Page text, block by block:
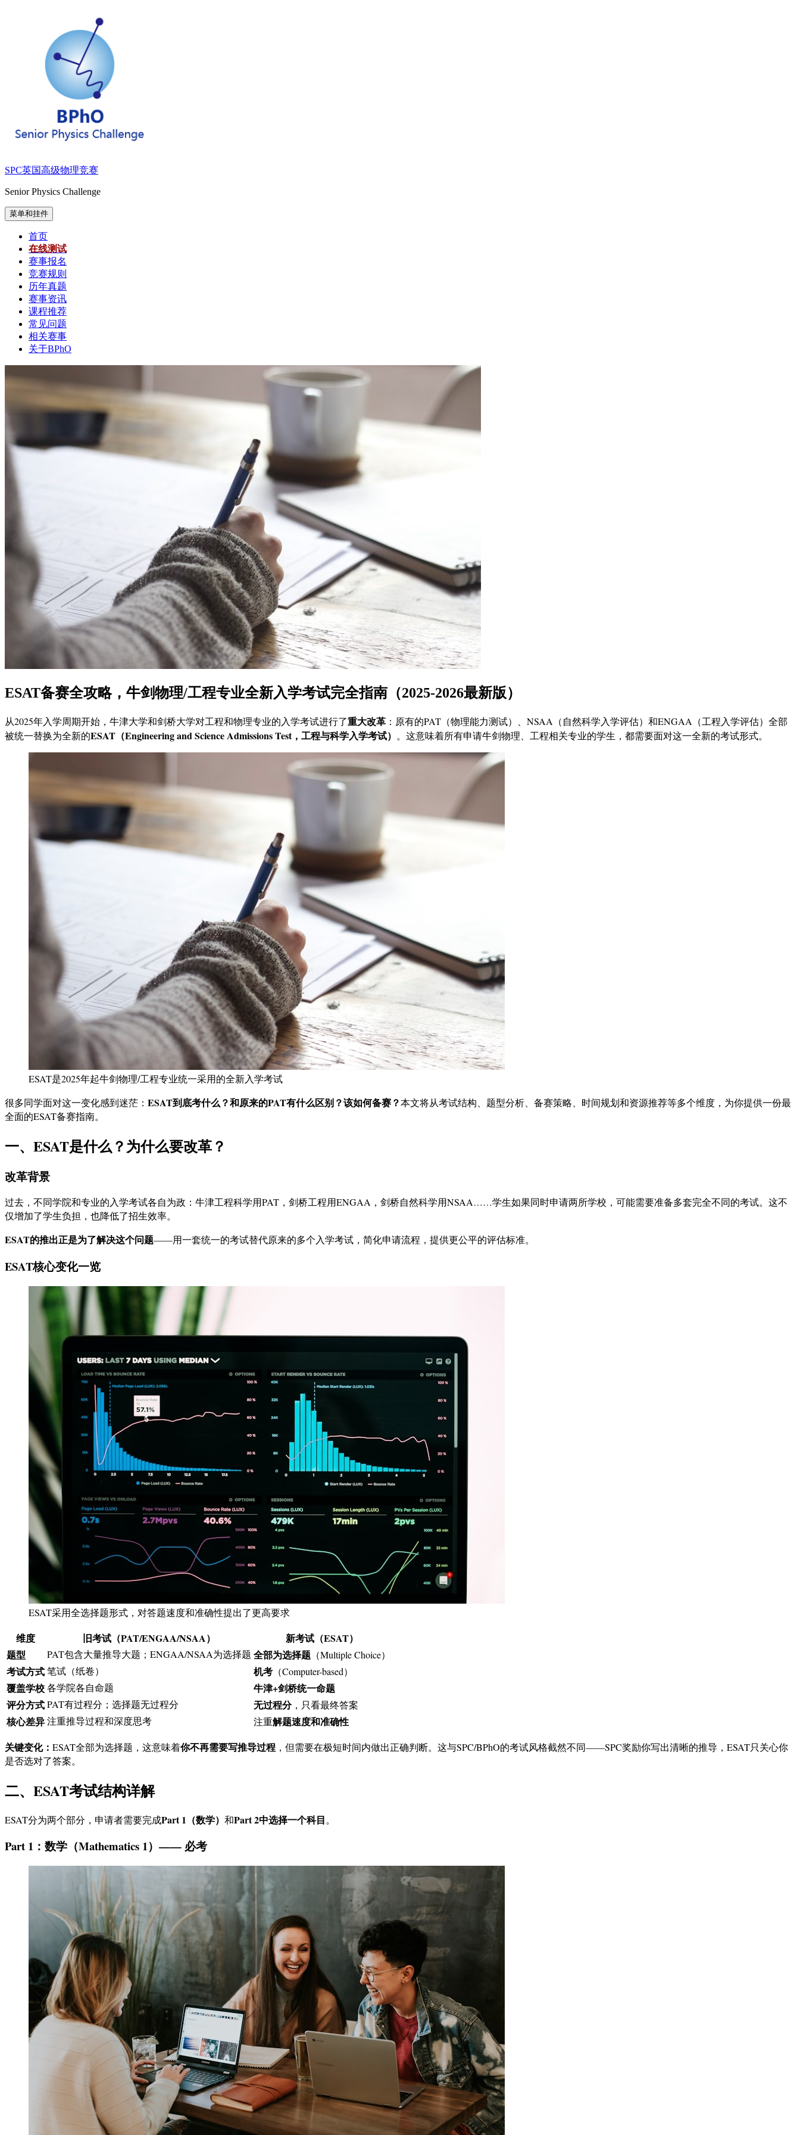
SPC英国高级物理竞赛
Senior Physics Challenge
菜单和挂件
首页
在线测试
赛事报名
竞赛规则
历年真题
赛事资讯
课程推荐
常见问题
相关赛事
关于BPhO
ESAT备赛全攻略，牛剑物理/工程专业全新入学考试完全指南（2025-2026最新版）
从2025年入学周期开始，牛津大学和剑桥大学对工程和物理专业的入学考试进行了重大改革 ：原有的PAT（物理能力测试）、NSAA（自然科学入学评估）和ENGAA（工程入学评估）全部
被统一替换为全新的ESAT（Engineering and Science Admissions Test，工程与科学入学考试） 。这意味着所有申请牛剑物理、工程相关专业的学生，都需要面对这一全新的考试形式。
ESAT是2025年起牛剑物理/工程专业统一采用的全新入学考试
很多同学面对这一变化感到迷茫： ESAT到底考什么？和原来的PAT有什么区别？该如何备赛？本文将从考试结构、题型分析、备赛策略、时间规划和资源推荐等多个维度，为你提供一份最
全面的ESAT备赛指南。
一、ESAT是什么？为什么要改革？
改革背景
过去，不同学院和专业的入学考试各自为政：牛津工程科学用PAT，剑桥工程用ENGAA，剑桥自然科学用NSAA……学生如果同时申请两所学校，可能需要准备多套完全不同的考试。这不
仅增加了学生负担，也降低了招生效率。
ESAT的推出正是为了解决这个问题——用一套统一的考试替代原来的多个入学考试，简化申请流程，提供更公平的评估标准。
ESAT核心变化一览
ESAT采用全选择题形式，对答题速度和准确性提出了更高要求
维度 旧考试（PAT/ENGAA/NSAA）
新考试（ESAT）
题型
PAT包含大量推导大题；ENGAA/NSAA为选择题 全部为选择题 （Multiple Choice）
考试方式笔试（纸卷） 机考 （Computer-based）
覆盖学校各学院各自命题
牛津+剑桥统一命题
评分方式PAT有过程分；选择题无过程分 无过程分，只看最终答案
核心差异注重推导过程和深度思考 注重解题速度和准确性
关键变化： ESAT全部为选择题，这意味着你不再需要写推导过程 ，但需要在极短时间内做出正确判断。这与SPC/BPhO的考试风格截然不同——SPC奖励你写出清晰的推导，ESAT只关心你
是否选对了答案。
二、ESAT考试结构详解
ESAT分为两个部分，申请者需要完成Part 1（数学） 和Part 2中选择一个科目。
Part 1：数学（Mathematics 1）—— 必考